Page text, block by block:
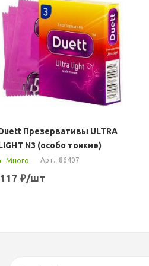
Презервативы ULTRA
N3 (особо тонкие)
Много Арт.: 86407
117 ₽/шт